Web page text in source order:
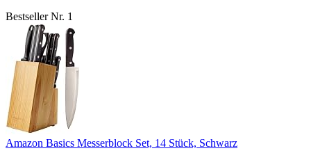
Bestseller Nr. 1
Amazon Basics Messerblock Set, 14 Stück, Schwarz